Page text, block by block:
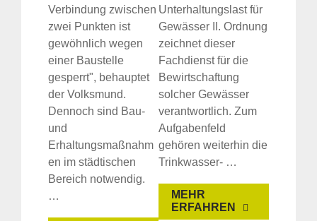
Verbindung zwischen
zwei Punkten ist
gewöhnlich wegen
einer Baustelle
gesperrt", behauptet
der Volksmund.
Dennoch sind Bau-
und
Erhaltungsmaßnahm
en im städtischen
Bereich notwendig.
…
Unterhaltungslast für
Gewässer II. Ordnung
zeichnet dieser
Fachdienst für die
Bewirtschaftung
solcher Gewässer
verantwortlich. Zum
Aufgabenfeld
gehören weiterhin die
Trinkwasser- …
MEHR
ERFAHREN